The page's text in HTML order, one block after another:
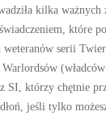
kilka
które
serii
SI, którzy chętnie
jeśli tylko